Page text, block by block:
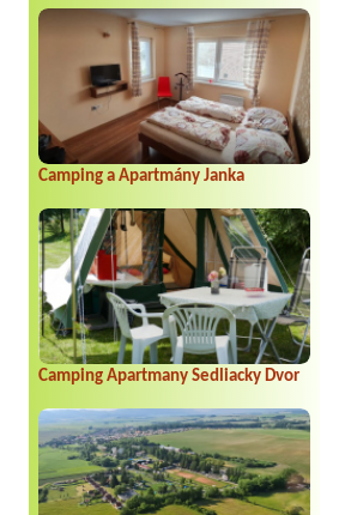
Camping a Apartmány Janka
Camping Apartmany Sedliacky Dvor